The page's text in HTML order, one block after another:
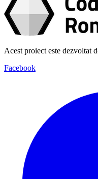
Acest proiect este dezvoltat
Facebook